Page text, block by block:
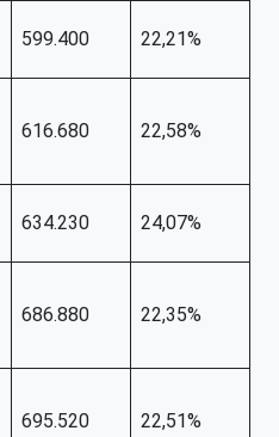
599.400 22,21%
616.680 22,58%
634.230 24,07%
686.880 22,35%
695.520 22,51%